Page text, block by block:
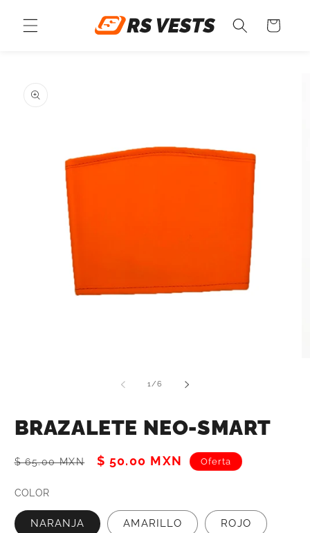
directamente
al contenido
Carrito
información
ventana
modal
1/de
6
BRAZALETE NEO-SMART
Precio
$ 65.00 MXN
Precio
$ 50.00 MXN Oferta
COLOR
NARANJA AMARILLO ROJO